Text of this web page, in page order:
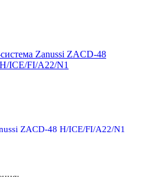
ZACD-48 H/ICE/FI/A22/N1